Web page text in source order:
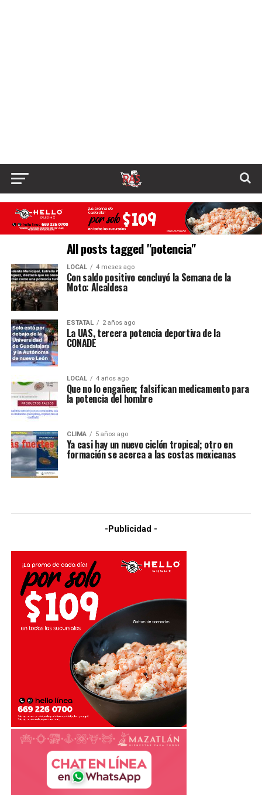
All posts tagged "potencia"
LOCAL 4 meses ago
Con saldo positivo concluyó la Semana de la
Moto: Alcaldesa
ESTATAL 2 años ago
La UAS, tercera potencia deportiva de la
CONADE
LOCAL 4 años ago
Que no lo engañen; falsifican medicamento para
la potencia del hombre
CLIMA 5 años ago
Ya casi hay un nuevo ciclón tropical; otro en
formación se acerca a las costas mexicanas
-Publicidad -